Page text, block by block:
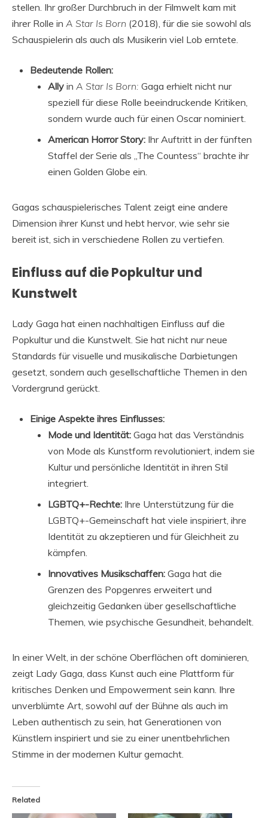
stellen. Ihr großer Durchbruch in der Filmwelt kam mit
ihrer Rolle in A Star Is Born (2018), für die sie sowohl als
Schauspielerin als auch als Musikerin viel Lob erntete.
Bedeutende Rollen:
Ally in A Star Is Born: Gaga erhielt nicht nur
speziell für diese Rolle beeindruckende Kritiken,
sondern wurde auch für einen Oscar nominiert.
American Horror Story: Ihr Auftritt in der fünften
Staffel der Serie als „The Countess“ brachte ihr
einen Golden Globe ein.
Gagas schauspielerisches Talent zeigt eine andere
Dimension ihrer Kunst und hebt hervor, wie sehr sie
bereit ist, sich in verschiedene Rollen zu vertiefen.
Einfluss auf die Popkultur und
Kunstwelt
Lady Gaga hat einen nachhaltigen Einfluss auf die
Popkultur und die Kunstwelt. Sie hat nicht nur neue
Standards für visuelle und musikalische Darbietungen
gesetzt, sondern auch gesellschaftliche Themen in den
Vordergrund gerückt.
Einige Aspekte ihres Einflusses:
Mode und Identität: Gaga hat das Verständnis
von Mode als Kunstform revolutioniert, indem sie
Kultur und persönliche Identität in ihren Stil
integriert.
LGBTQ+-Rechte: Ihre Unterstützung für die
LGBTQ+-Gemeinschaft hat viele inspiriert, ihre
Identität zu akzeptieren und für Gleichheit zu
kämpfen.
Innovatives Musikschaffen: Gaga hat die
Grenzen des Popgenres erweitert und
gleichzeitig Gedanken über gesellschaftliche
Themen, wie psychische Gesundheit, behandelt.
In einer Welt, in der schöne Oberflächen oft dominieren,
zeigt Lady Gaga, dass Kunst auch eine Plattform für
kritisches Denken und Empowerment sein kann. Ihre
unverblümte Art, sowohl auf der Bühne als auch im
Leben authentisch zu sein, hat Generationen von
Künstlern inspiriert und sie zu einer unentbehrlichen
Stimme in der modernen Kultur gemacht.
Related